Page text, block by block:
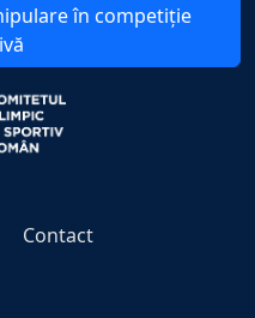
în competiție
Contact